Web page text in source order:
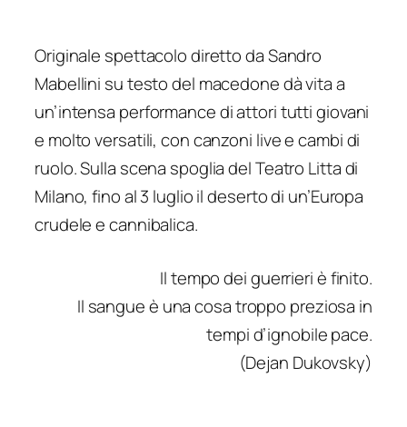
Originale spettacolo diretto da Sandro
Mabellini su testo del macedone dà vita a
un’intensa performance di attori tutti giovani
e molto versatili, con canzoni live e cambi di
ruolo. Sulla scena spoglia del Teatro Litta di
Milano, fino al 3 luglio il deserto di un’Europa
crudele e cannibalica.
Il tempo dei guerrieri è finito.
Il sangue è una cosa troppo preziosa in
tempi d’ignobile pace.
(Dejan Dukovsky)